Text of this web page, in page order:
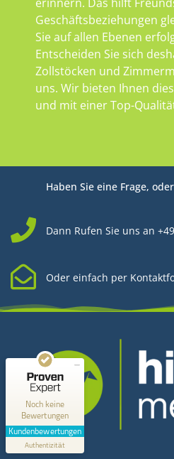
Geschäftsbeziehungen
Sie auf allen Ebenen
Entscheiden Sie sich
Zollstöcken und
uns. Wir bieten Ihnen
und mit einer Top-
Haben Sie eine Frage,
Dann Rufen Sie uns an
Oder einfach per
Kontakt
Noch keine
Bewertungen
Kundenbewertungen
Authentizität
MANGELHAFT
0,00 / 5,00
Erfahren Sie mehr über dieses
Profil ansehen